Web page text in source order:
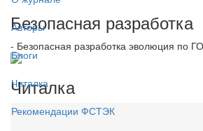
Авторы
Блоги
Читалка
Рекомендации ФСТЭК
Безопасная разработка
- Безопасная разработка эволюция по
Читалка